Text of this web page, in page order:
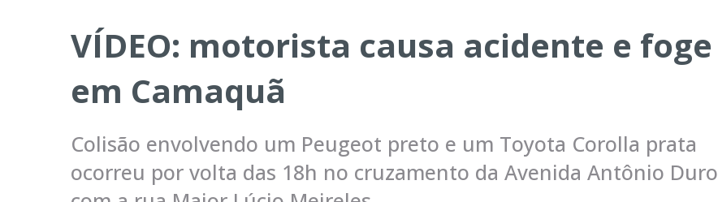
VÍDEO: motorista causa acidente e foge
em Camaquã
Colisão envolvendo um Peugeot preto e um Toyota Corolla prata
ocorreu por volta das 18h no cruzamento da Avenida Antônio Duro